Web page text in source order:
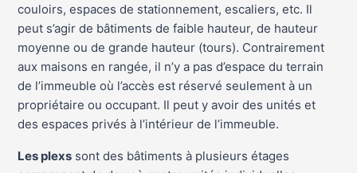
couloirs, espaces de stationnement, escaliers, etc. Il
peut s’agir de bâtiments de faible hauteur, de hauteur
moyenne ou de grande hauteur (tours). Contrairement
aux maisons en rangée, il n’y a pas d’espace du terrain
de l’immeuble où l’accès est réservé seulement à un
propriétaire ou occupant. Il peut y avoir des unités et
des espaces privés à l’intérieur de l’immeuble.
Les plexs sont des bâtiments à plusieurs étages